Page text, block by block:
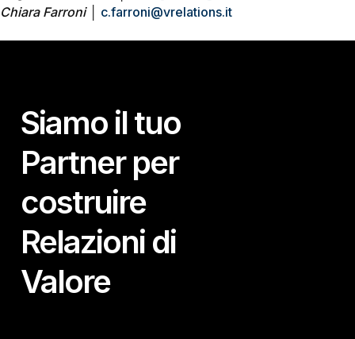
Chiara Farroni│ c.farroni@vrelations.it
Siamo il tuo
Partner per
costruire
Relazioni di
Valore